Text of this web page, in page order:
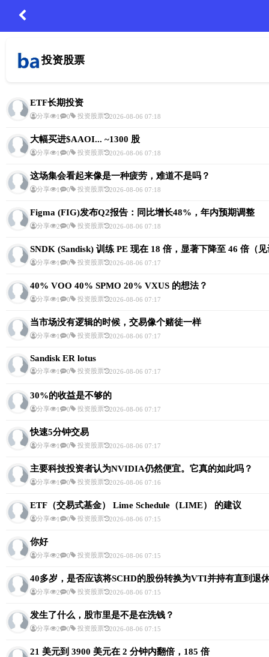
投资股票
ETF长期投资
分享 1 0 投资股票 2026-08-06 07:18
大幅买进$AAOI... ~1300 股
分享 1 0 投资股票 2026-08-06 07:18
这场集会看起来像是一种疲劳，难道不是吗？
分享 1 0 投资股票 2026-08-06 07:18
Figma (FIG)发布Q2报告：同比增长48%，年内预期调整
分享 2 0 投资股票 2026-08-06 07:18
SNDK (Sandisk) 训练 PE 现在 18 倍，显著下降至 46 倍（见
分享 1 0 投资股票 2026-08-06 07:17
40% VOO 40% SPMO 20% VXUS 的想法？
分享 1 0 投资股票 2026-08-06 07:17
当市场没有逻辑的时候，交易像个赌徒一样
分享 1 0 投资股票 2026-08-06 07:17
Sandisk ER lotus
分享 1 0 投资股票 2026-08-06 07:17
30%的收益是不够的
分享 1 0 投资股票 2026-08-06 07:17
快速5分钟交易
分享 1 0 投资股票 2026-08-06 07:17
主要科技投资者认为NVIDIA仍然便宜。它真的如此吗？
分享 1 0 投资股票 2026-08-06 07:16
ETF（交易式基金） Lime Schedule（LIME） 的建议
分享 1 0 投资股票 2026-08-06 07:15
你好
分享 2 0 投资股票 2026-08-06 07:15
40多岁，是否应该将SCHD的股份转换为VTI并持有直到退
分享 2 0 投资股票 2026-08-06 07:15
发生了什么，股市里是不是在洗钱？
分享 2 0 投资股票 2026-08-06 07:15
21 美元到 3900 美元在 2 分钟内翻倍，185 倍